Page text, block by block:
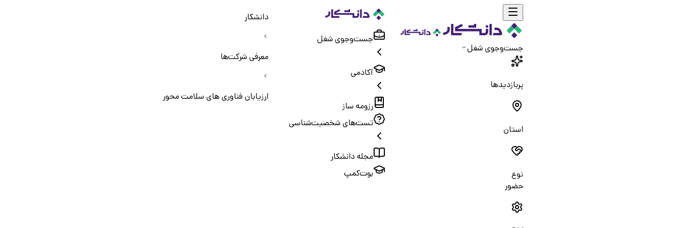
جست‌و‌جوی شغل
پربازدیدها
استان
نوع
حضور
جست‌و‌جوی شغل
آکادمی
رزومه ساز
تست‌های شخصیت‌شناسی
مجله دانشکار
بوت‌کمپ
دانشکار
معرفی شرکت‌ها
ارزیابان فناوری های سلامت محور